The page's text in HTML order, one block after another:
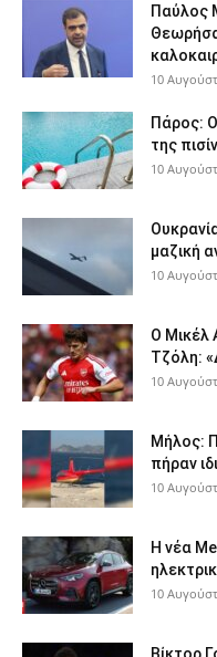
Παύλος
10
Πάρος:
της
10
μαζική
10
Ο Μικέλ
Τζόλη:
10
Μήλος:
πήραν
10
Η νέα
10
Βίκτορ